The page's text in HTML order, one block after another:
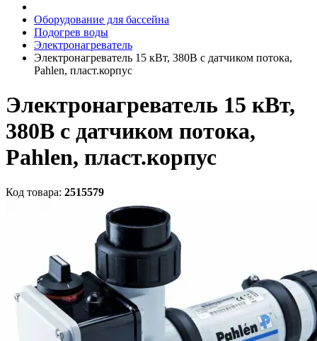
Оборудование для бассейна
Подогрев воды
Электронагреватель
Электронагреватель 15 кВт, 380В с датчиком потока,
Pahlen, пласт.корпус
Электронагреватель 15 кВт,
380В с датчиком потока,
Pahlen, пласт.корпус
Код товара: 2515579